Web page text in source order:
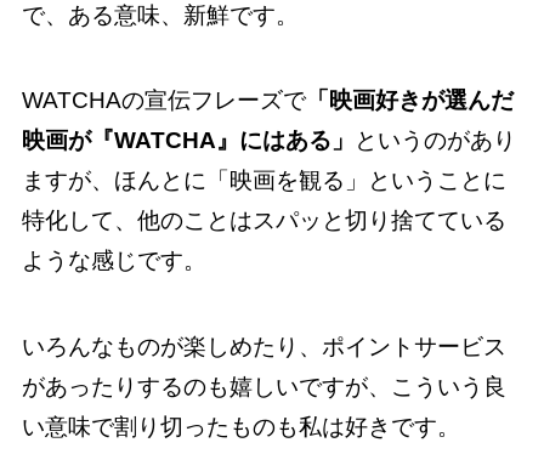
で、ある意味、新鮮です。
WATCHAの宣伝フレーズで「映画好きが選んだ
映画が『WATCHA』にはある」
というのがあり
ますが、ほんとに「映画を観る」ということに
特化して、他のことはスパッと切り捨てている
ような感じです。
いろんなものが楽しめたり、ポイントサービス
があったりするのも嬉しいですが、こういう良
い意味で割り切ったものも私は好きです。